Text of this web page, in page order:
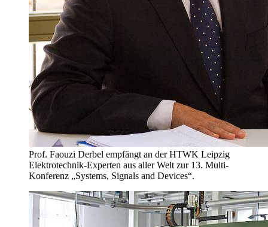
Prof. Faouzi Derbel empfängt an der HTWK Leipzig
Elektrotechnik-Experten aus aller Welt zur 13. Multi-
Konferenz „Systems, Signals and Devices“.